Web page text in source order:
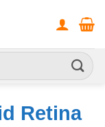
Retina